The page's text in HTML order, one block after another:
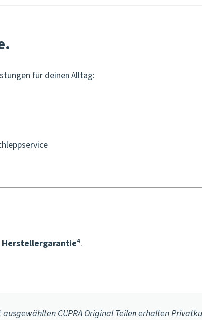
für deinen Alltag:
Herstellergarantie⁴.
CUPRA Original Teilen erhalten